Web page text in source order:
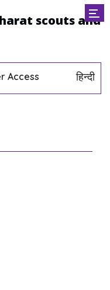
scouts and
Access हिन्दी